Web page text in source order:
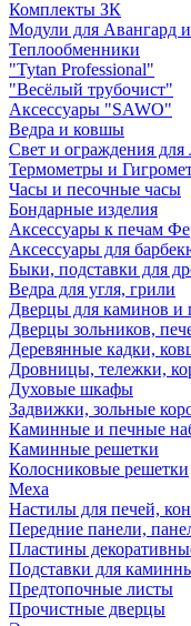
Комплекты ЗК
Модули для Авангард
Теплообменники
"Tytan Professional"
"Весёлый трубочист"
Аксессуары "SAWO"
Ведра и ковшы
Свет и ограждения для
Термометры и
Часы и песочные часы
Бондарные изделия
Аксессуары к печам
Аксессуары для
Быки, подставки для
Ведра для угля, грили
Дверцы для каминов и
Дверцы зольников,
Деревянные кадки,
Дровницы, тележки,
Духовые шкафы
Задвижки, зольные
Каминные и печные
Каминные решетки
Колосниковые решетки
Меха
Настилы для печей,
Передние панели,
Пластины
Подставки для
Предтопочные листы
Прочистные дверцы